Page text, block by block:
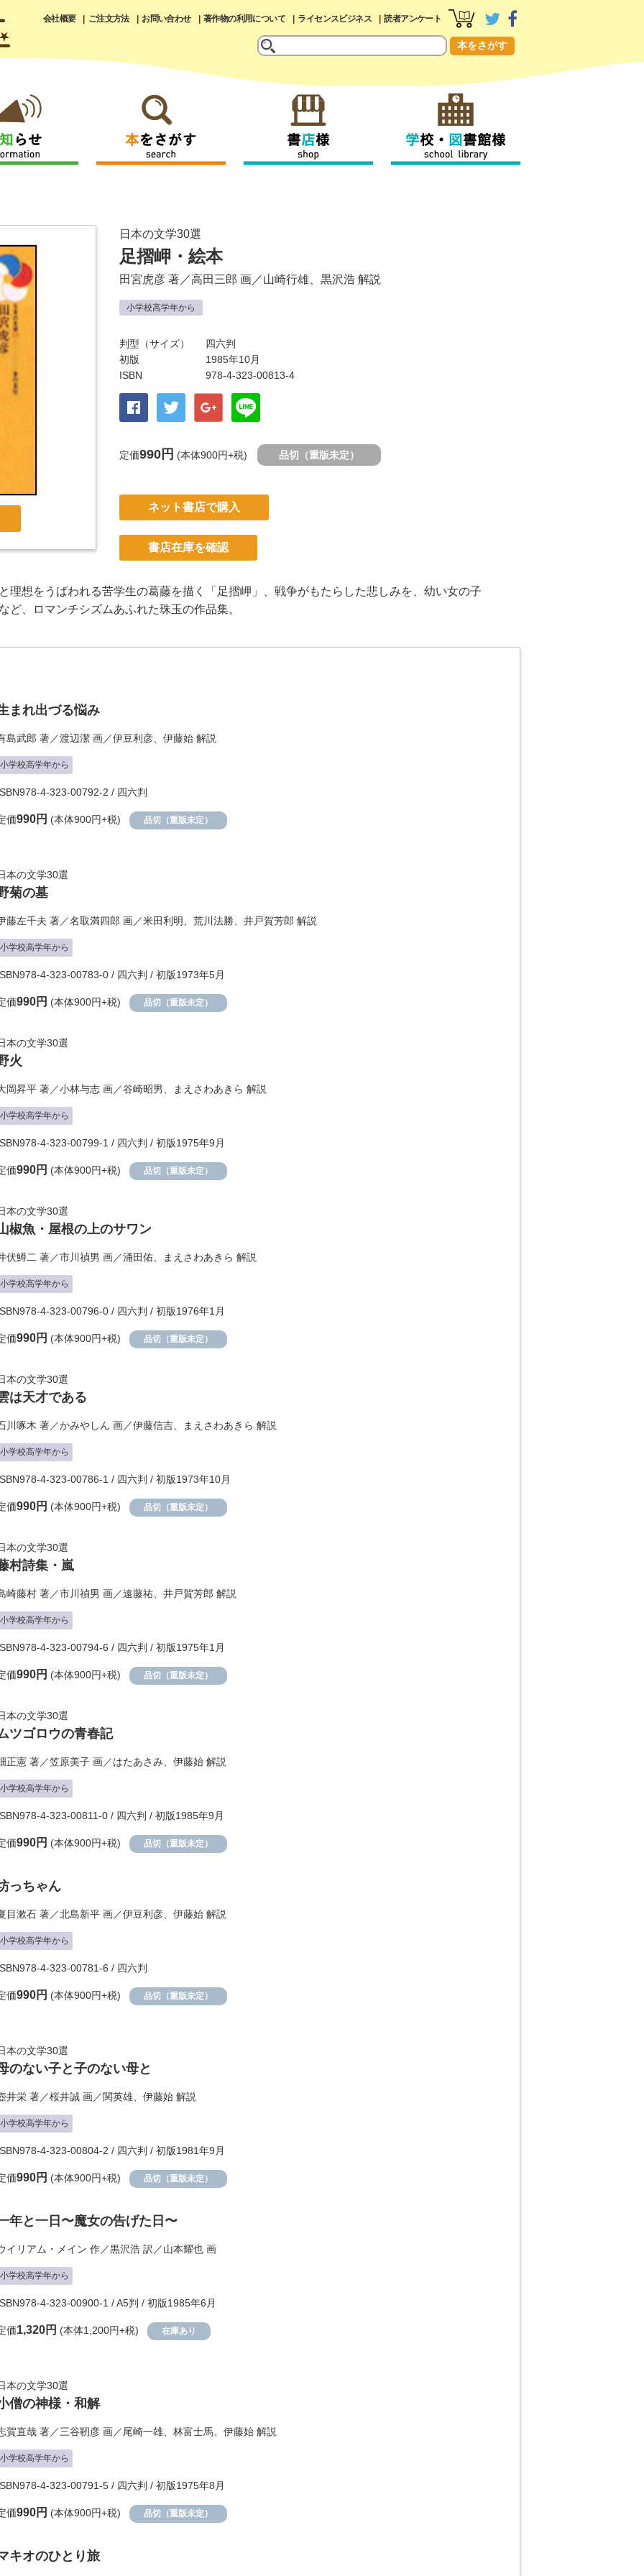
会社概要 ご注文方法 お問い合わせ 著作物の利用について ライセンスビジネス 読者アンケート
本をさがす
日本の文学30選
足摺岬・絵本
田宮虎彦 著／高田三郎 画／山崎行雄 黒沢浩 解説
小学校高学年から
判型（サイズ）
四六判
初版
1985年10月
ISBN
978-4-323-00813-4
定価990円 (本体900円+税) 品切（重版未定）
ネット書店で購入
書店在庫を確認
理想をうばわれる苦学生の葛藤を描く「足摺岬」、戦争がもたらした悲しみを、幼い女の子
ど、ロマンチシズムあふれた珠玉の作品集。
まれ出づる悩み
島武郎 著／渡辺潔 画／伊豆利彦 伊藤始 解説
小学校高学年から
4-323-00792-2 / 四六判
価990円 (本体900円+税) 品切（重版未定）
本の文学30選
菊の墓
藤左千夫 著／名取満四郎 画／米田利明 荒川法勝 井戸賀芳郎 解説
小学校高学年から
4-323-00783-0 / 四六判 / 初版1973年5月
価990円 (本体900円+税) 品切（重版未定）
本の文学30選
火
岡昇平 著／小林与志 画／谷崎昭男 まえさわあきら 解説
小学校高学年から
4-323-00799-1 / 四六判 / 初版1975年9月
価990円 (本体900円+税) 品切（重版未定）
本の文学30選
椒魚・屋根の上のサワン
伏鱒二 著／市川禎男 画／涌田佑 まえさわあきら 解説
小学校高学年から
4-323-00796-0 / 四六判 / 初版1976年1月
価990円 (本体900円+税) 品切（重版未定）
本の文学30選
は天才である
川啄木 著／かみやしん 画／伊藤信吉 まえさわあきら 解説
小学校高学年から
4-323-00786-1 / 四六判 / 初版1973年10月
価990円 (本体900円+税) 品切（重版未定）
本の文学30選
村詩集・嵐
崎藤村 著／市川禎男 画／遠藤祐 井戸賀芳郎 解説
小学校高学年から
4-323-00794-6 / 四六判 / 初版1975年1月
価990円 (本体900円+税) 品切（重版未定）
本の文学30選
ツゴロウの青春記
正憲 著／笠原美子 画／はたあさみ 伊藤始 解説
小学校高学年から
4-323-00811-0 / 四六判 / 初版1985年9月
価990円 (本体900円+税) 品切（重版未定）
っちゃん
目漱石 著／北島新平 画／伊豆利彦 伊藤始 解説
小学校高学年から
4-323-00781-6 / 四六判
価990円 (本体900円+税) 品切（重版未定）
本の文学30選
のない子と子のない母と
井栄 著／桜井誠 画／関英雄 伊藤始 解説
小学校高学年から
4-323-00804-2 / 四六判 / 初版1981年9月
価990円 (本体900円+税) 品切（重版未定）
年と一日〜魔女の告げた日〜
イリアム・メイン 作／黒沢浩 訳／山本耀也 画
小学校高学年から
4-323-00900-1 / A5判 / 初版1985年6月
価1,320円 (本体1,200円+税) 在庫あり
本の文学30選
僧の神様・和解
賀直哉 著／三谷靭彦 画／尾崎一雄 林富士馬 伊藤始 解説
小学校高学年から
4-323-00791-5 / 四六判 / 初版1975年8月
価990円 (本体900円+税) 品切（重版未定）
キオのひとり旅